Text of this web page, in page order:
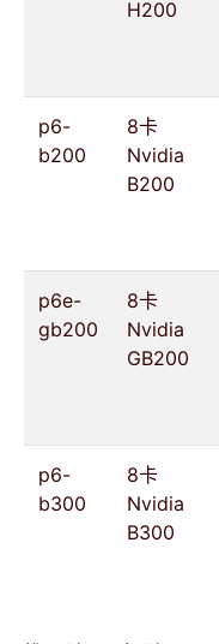
H200
p6-
b200
8卡
Nvidia
B200
p6e-
gb200
8卡
Nvidia
GB200
p6-
b300
8卡
Nvidia
B300